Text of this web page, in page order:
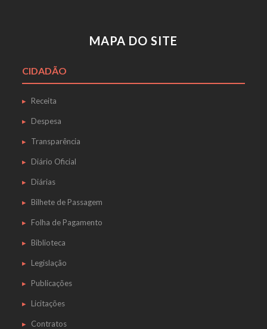
MAPA DO SITE
CIDADÃO
Receita
Despesa
Transparência
Diário Oficial
Diárias
Bilhete de Passagem
Folha de Pagamento
Biblioteca
Legislação
Publicações
Licitações
Contratos